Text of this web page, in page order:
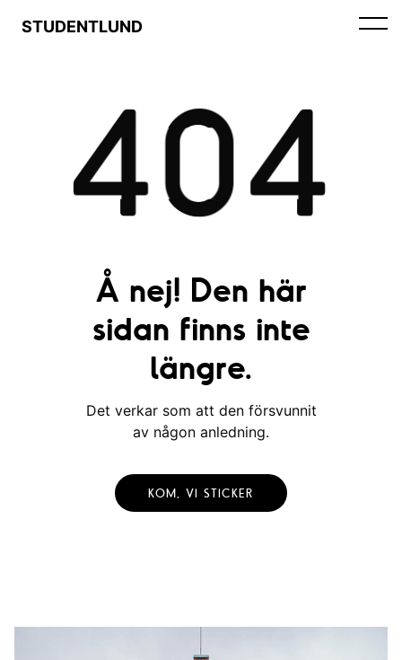
STUDENTLUND
404
Å nej! Den här
sidan finns inte
längre.
Det verkar som att den försvunnit
av någon anledning.
KOM, VI STICKER